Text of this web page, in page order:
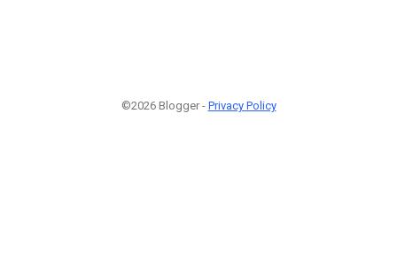
©2026 Blogger - Privacy Policy